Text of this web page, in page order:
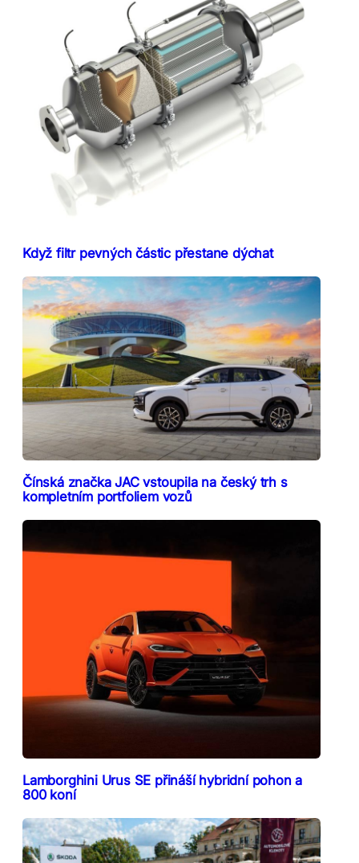
Když filtr pevných částic přestane dýchat
Čínská značka JAC vstoupila na český trh s
kompletním portfoliem vozů
Lamborghini Urus SE přináší hybridní pohon a
800 koní